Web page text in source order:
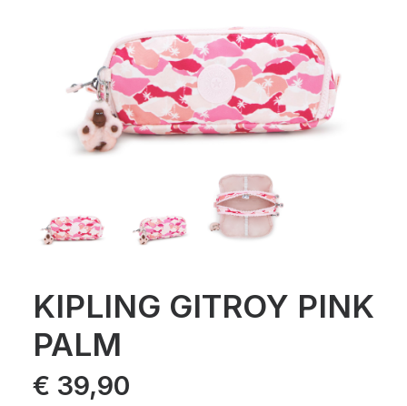
KIPLING GITROY PINK
PALM
€ 39,90